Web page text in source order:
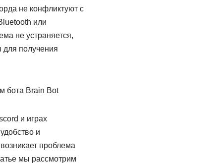
не конфликтуют с
или
не устраняется,
для получения
бота Brain Bot
и играх
и
проблема
мы рассмотрим